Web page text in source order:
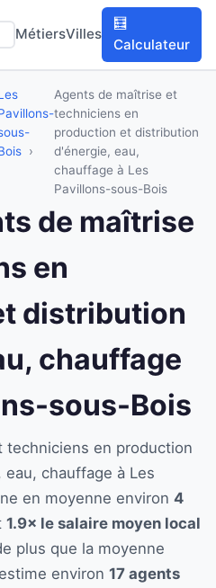
MétiersVilles
🧮
Calculateur
Agents de maîtrise et
techniciens en
production et distribution
d'énergie, eau,
chauffage à Les
Pavillons-sous-Bois
de maîtrise
en
distribution
chauffage
sous-Bois
techniciens en production
chauffage à Les
en moyenne environ 4
1.9× le salaire moyen local
plus que la moyenne
environ 17 agents